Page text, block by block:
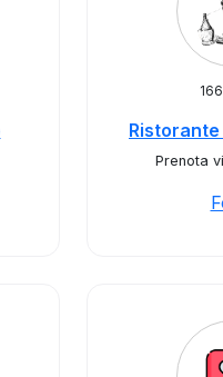
Ristorante
Prenota